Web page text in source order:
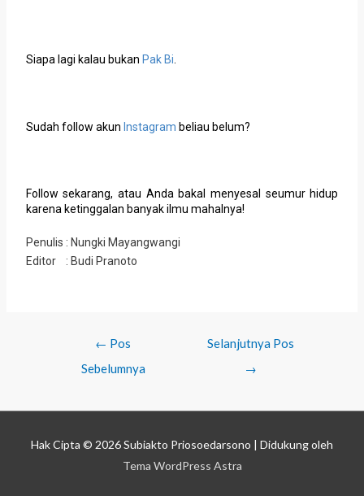
Siapa lagi kalau bukan Pak Bi
Sudah follow akun Instagram beliau belum?
Follow sekarang, atau Anda bakal menyesal seumur hidup
karena ketinggalan banyak ilmu mahalnya!
Penulis : Nungki Mayangwangi
Editor : Budi Pranoto
← Pos
Sebelumnya
Selanjutnya Pos
→
Hak Cipta © 2026Subiakto Priosoedarsono | Didukung oleh
Tema WordPress Astra